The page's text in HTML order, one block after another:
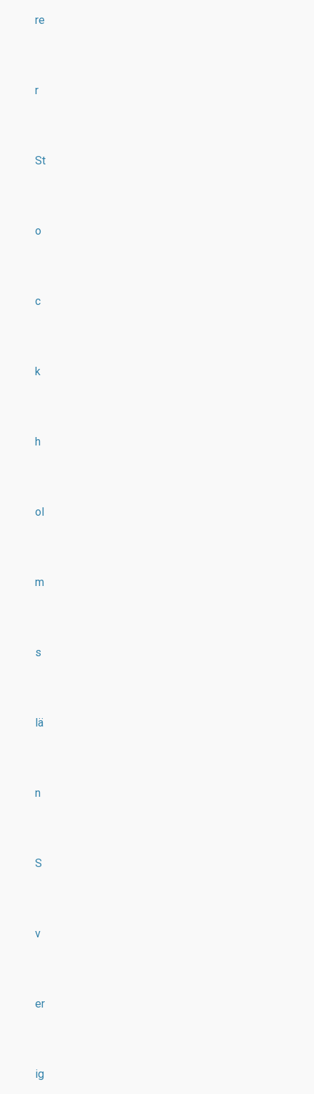
re
r
St
o
c
k
h
ol
m
s
lä
n
S
v
er
ig